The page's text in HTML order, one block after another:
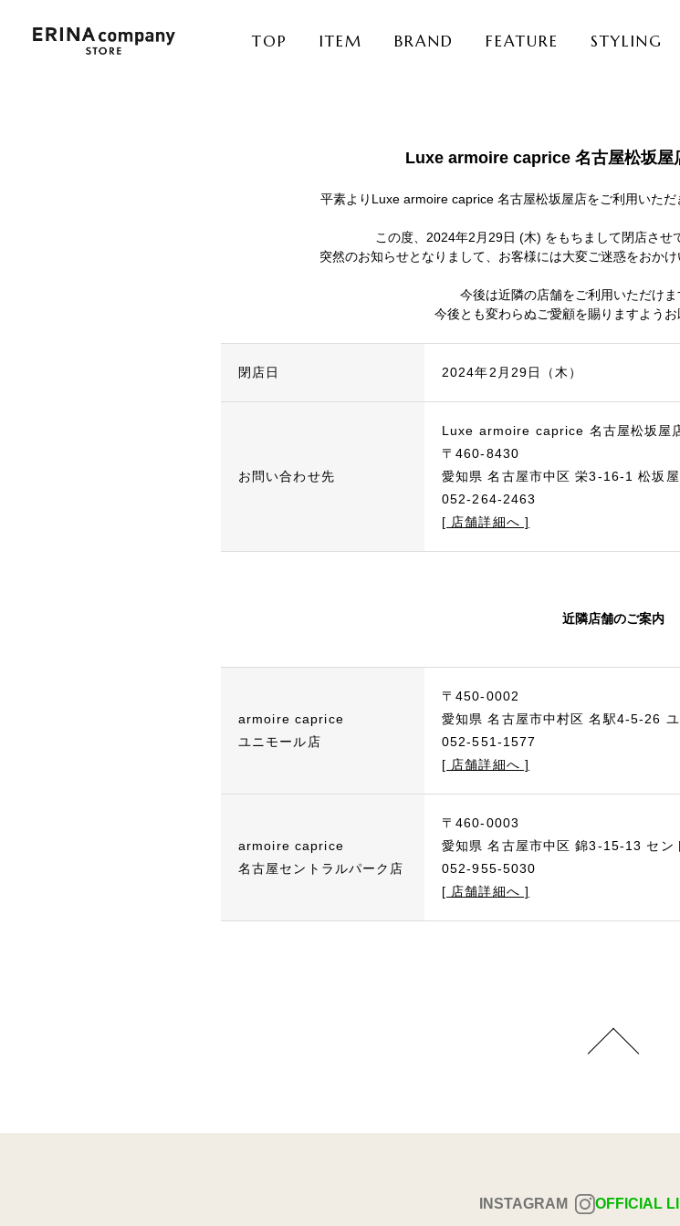
TOP ITEM BRAND FEATURE STYLING
Luxe armoire caprice 名古屋松坂
平素よりLuxe armoire caprice 名古屋松坂屋店をご利用いただ
この度、2024年2月29日 (木) をもちまして閉店させ
突然のお知らせとなりまして、お客様には大変ご迷惑をおか
今後は近隣の店舗をご利用いただけま
今後とも変わらぬご愛顧を賜りますようお
閉店日 2024年2月29日（木）
お問い合わせ先
Luxe armoire caprice 名古屋松坂屋
〒460-8430
愛知県 名古屋市中区 栄3-16-1 松坂
052-264-2463
[ 店舗詳細へ ]
近隣店舗のご案内
armoire caprice
ユニモール店
〒450-0002
愛知県 名古屋市中村区 名駅4-5-26
052-551-1577
[ 店舗詳細へ ]
armoire caprice
名古屋セントラルパーク店
〒460-0003
愛知県 名古屋市中区 錦3-15-13 セン
052-955-5030
[ 店舗詳細へ ]
INSTAGRAM OFFICIAL